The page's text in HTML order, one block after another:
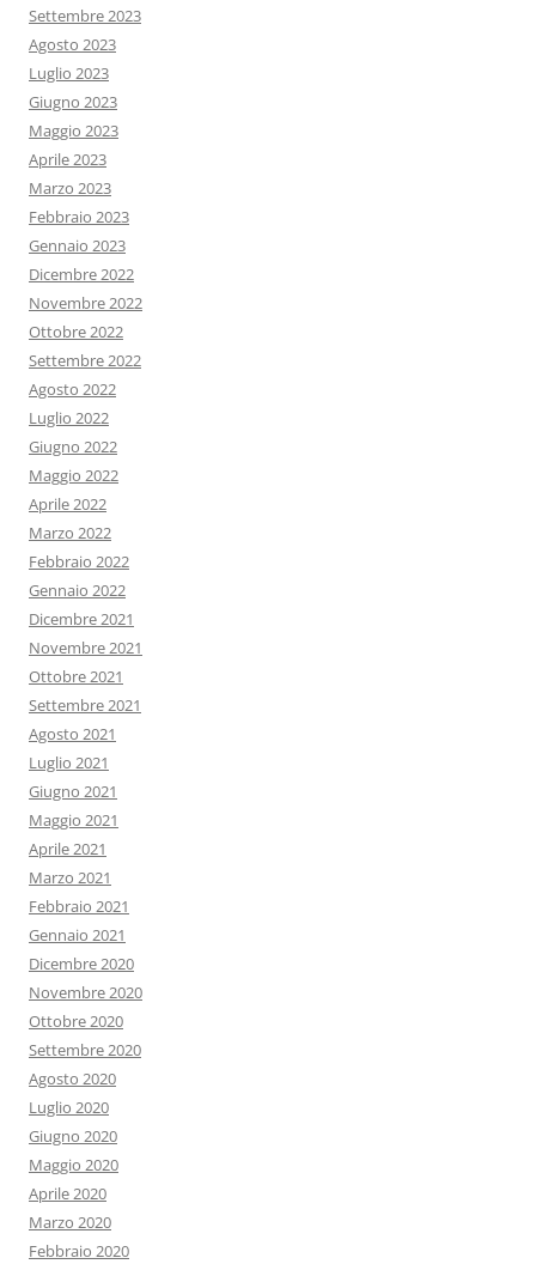
Settembre 2023
Agosto 2023
Luglio 2023
Giugno 2023
Maggio 2023
Aprile 2023
Marzo 2023
Febbraio 2023
Gennaio 2023
Dicembre 2022
Novembre 2022
Ottobre 2022
Settembre 2022
Agosto 2022
Luglio 2022
Giugno 2022
Maggio 2022
Aprile 2022
Marzo 2022
Febbraio 2022
Gennaio 2022
Dicembre 2021
Novembre 2021
Ottobre 2021
Settembre 2021
Agosto 2021
Luglio 2021
Giugno 2021
Maggio 2021
Aprile 2021
Marzo 2021
Febbraio 2021
Gennaio 2021
Dicembre 2020
Novembre 2020
Ottobre 2020
Settembre 2020
Agosto 2020
Luglio 2020
Giugno 2020
Maggio 2020
Aprile 2020
Marzo 2020
Febbraio 2020